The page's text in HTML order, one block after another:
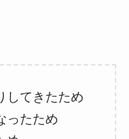
してきたため
ったため